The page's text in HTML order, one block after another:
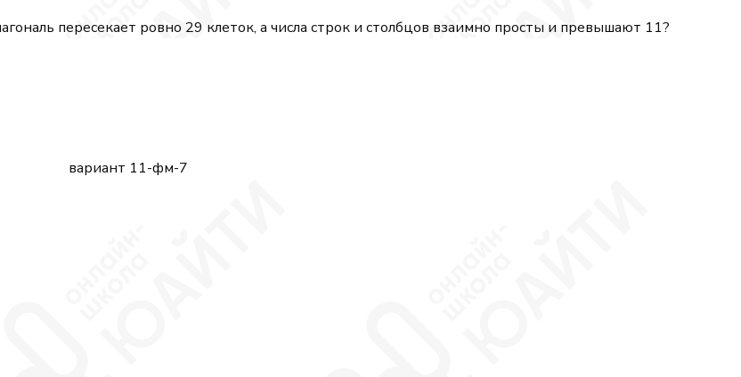
пересекает ровно 29 клеток, а числа строк и столбцов взаимно просты и превышают 11?
вариант 11-фм-7